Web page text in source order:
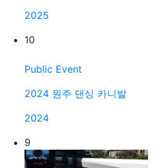
2025
10
Public Event
2024 원주 댄싱 카니발
2024
9